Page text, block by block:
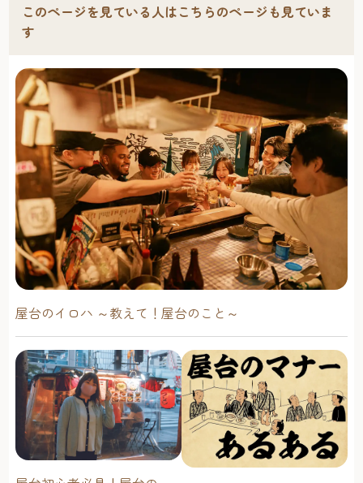
製めんたいクリームがたっぷり挟まれた、一度食べると病
みつきになる逸品です。
「国産小麦を中心に、安心して食べられる素材だけを使
い、時間をかけて発酵させる」というパンストックのパン
は保湿性が高く、その名の通り冷凍ストックにも向いてい
るので、まとめ買いしても安心です。
❖パンストック 箱崎本店住所：福岡市東区箱崎6-7-6TEL：
092−631−5007営業時間：10:00～18:00定休日：月曜日、第
1・3火曜日https://painstock.theshop.jp/
大正浪漫な店内で日本人好みの洋食を天井桟敷（てんじょ
うさじき）
江戸時代末期に建てられた築150年以上の商家を改装したイ
タリアン居酒屋。1・2階合わせてテーブル席が60席あり、1
階にはバーテンダーが腕を振るうカウンター席や記念日な
どにぴったりな個室などもあります。
チーズフォンデュにはプレーンのほか、ゴルゴンゾーラ・
インとの相性も抜群です。
二大看板メニューは、日本人の好みに合わせ数種類のチー
ズを配合したチーズフォンデュ（700円～）と、フレッシュ
でフルーティな生ワイン（グラス800円）。
他にも、那珂川町金太郎卵を使用したふわっトロッなオム
レツに明太ソースをかけた博多のオムレツ（880円）やパス
タ、ピザなど、イタリアンに和の要素を取り入れたシェフ
どちらも運気アップにぴったりの神社です。周辺の散策ス
ポットとあわせて、ぜひ訪れてみてください。
このページを見ている人はこちらのページも見ていま
す
屋台のイロハ ～教えて！屋台のこと～